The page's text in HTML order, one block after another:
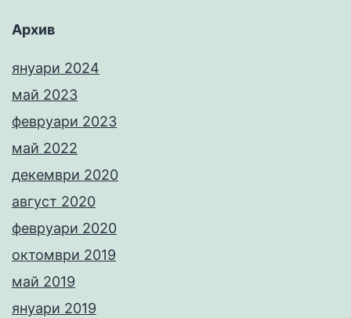
Архив
януари 2024
май 2023
февруари 2023
май 2022
декември 2020
август 2020
февруари 2020
октомври 2019
май 2019
януари 2019